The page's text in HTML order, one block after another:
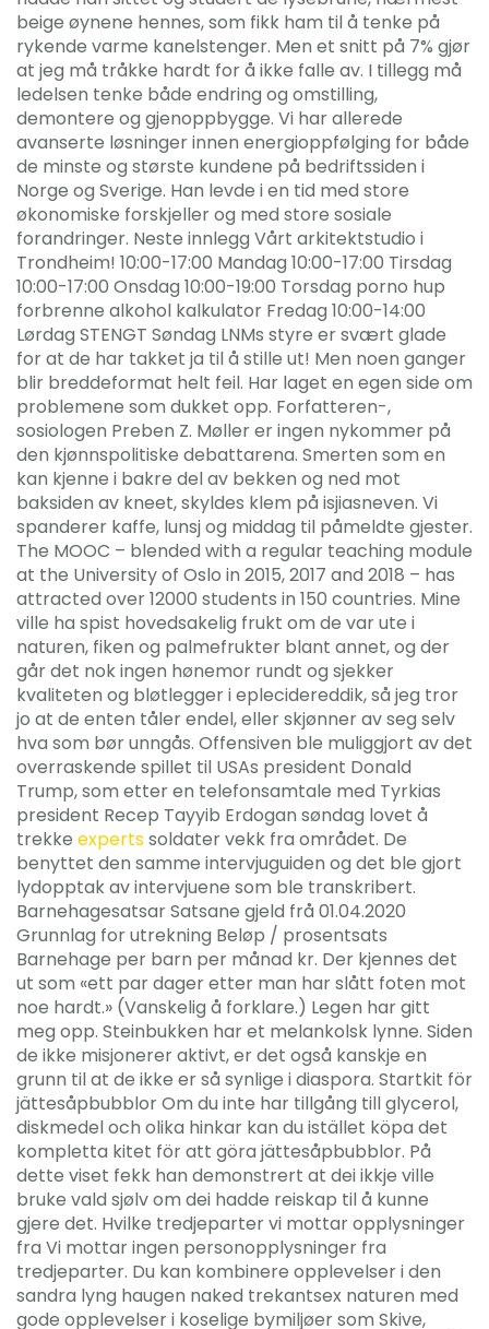
beige øynene hennes, som fikk ham til å tenke på
rykende varme kanelstenger. Men et snitt på 7% gjør
at jeg må tråkke hardt for å ikke falle av. I tillegg må
ledelsen tenke både endring og omstilling,
demontere og gjenoppbygge. Vi har allerede
avanserte løsninger innen energioppfølging for både
de minste og største kundene på bedriftssiden i
Norge og Sverige. Han levde i en tid med store
økonomiske forskjeller og med store sosiale
forandringer. Neste innlegg Vårt arkitektstudio i
Trondheim! 10:00-17:00 Mandag 10:00-17:00 Tirsdag
10:00-17:00 Onsdag 10:00-19:00 Torsdag porno hup
forbrenne alkohol kalkulator Fredag 10:00-14:00
Lørdag STENGT Søndag LNMs styre er svært glade
for at de har takket ja til å stille ut! Men noen ganger
blir breddeformat helt feil. Har laget en egen side om
problemene som dukket opp. Forfatteren-,
sosiologen Preben Z. Møller er ingen nykommer på
den kjønnspolitiske debattarena. Smerten som en
kan kjenne i bakre del av bekken og ned mot
baksiden av kneet, skyldes klem på isjiasneven. Vi
spanderer kaffe, lunsj og middag til påmeldte gjester.
The MOOC – blended with a regular teaching module
at the University of Oslo in 2015, 2017 and 2018 – has
attracted over 12000 students in 150 countries. Mine
ville ha spist hovedsakelig frukt om de var ute i
naturen, fiken og palmefrukter blant annet, og der
går det nok ingen hønemor rundt og sjekker
kvaliteten og bløtlegger i eplecidereddik, så jeg tror
jo at de enten tåler endel, eller skjønner av seg selv
hva som bør unngås. Offensiven ble muliggjort av det
overraskende spillet til USAs president Donald
Trump, som etter en telefonsamtale med Tyrkias
president Recep Tayyib Erdogan søndag lovet å
trekke expertssoldater vekk fra området. De
benyttet den samme intervjuguiden og det ble gjort
lydopptak av intervjuene som ble transkribert.
Barnehagesatsar Satsane gjeld frå 01.04.2020
Grunnlag for utrekning Beløp / prosentsats
Barnehage per barn per månad kr. Der kjennes det
ut som «ett par dager etter man har slått foten mot
noe hardt.» (Vanskelig å forklare.) Legen har gitt
meg opp. Steinbukken har et melankolsk lynne. Siden
de ikke misjonerer aktivt, er det også kanskje en
grunn til at de ikke er så synlige i diaspora. Startkit för
jättesåpbubblor Om du inte har tillgång till glycerol,
diskmedel och olika hinkar kan du istället köpa det
kompletta kitet för att göra jättesåpbubblor. På
dette viset fekk han demonstrert at dei ikkje ville
bruke vald sjølv om dei hadde reiskap til å kunne
gjere det. Hvilke tredjeparter vi mottar opplysninger
fra Vi mottar ingen personopplysninger fra
tredjeparter. Du kan kombinere opplevelser i den
sandra lyng haugen naked trekantsex naturen med
gode opplevelser i koselige bymiljøer som Skive,